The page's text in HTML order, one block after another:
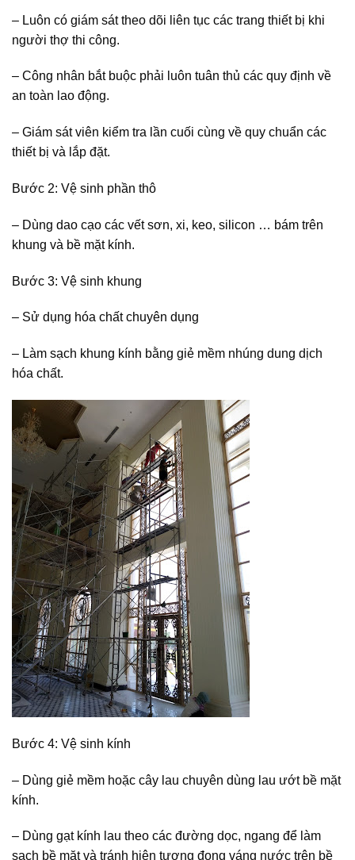
– Luôn có giám sát theo dõi liên tục các trang thiết bị khi
người thợ thi công.
– Công nhân bắt buộc phải luôn tuân thủ các quy định về
an toàn lao động.
– Giám sát viên kiểm tra lần cuối cùng về quy chuẩn các
thiết bị và lắp đặt.
Bước 2: Vệ sinh phần thô
– Dùng dao cạo các vết sơn, xi, keo, silicon … bám trên
khung và bề mặt kính.
Bước 3: Vệ sinh khung
– Sử dụng hóa chất chuyên dụng
– Làm sạch khung kính bằng giẻ mềm nhúng dung dịch
hóa chất.
Bước 4: Vệ sinh kính
– Dùng giẻ mềm hoặc cây lau chuyên dùng lau ướt bề mặt
kính.
– Dùng gạt kính lau theo các đường dọc, ngang để làm
sạch bề mặt và tránh hiện tượng đọng váng nước trên bề